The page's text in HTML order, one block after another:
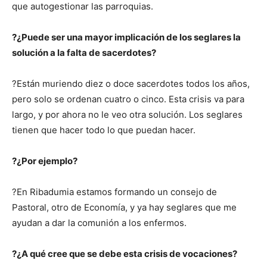
que autogestionar las parroquias.
?¿Puede ser una mayor implicación de los seglares la
solución a la falta de sacerdotes?
?Están muriendo diez o doce sacerdotes todos los años,
pero solo se ordenan cuatro o cinco. Esta crisis va para
largo, y por ahora no le veo otra solución. Los seglares
tienen que hacer todo lo que puedan hacer.
?¿Por ejemplo?
?En Ribadumia estamos formando un consejo de
Pastoral, otro de Economía, y ya hay seglares que me
ayudan a dar la comunión a los enfermos.
?¿A qué cree que se debe esta crisis de vocaciones?